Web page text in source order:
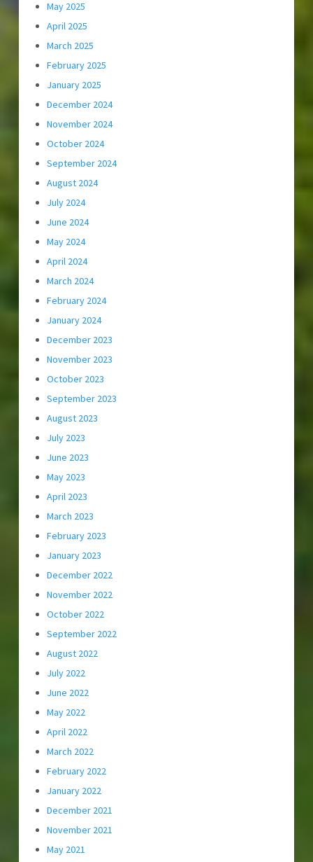
May 2025
April 2025
March 2025
February 2025
January 2025
December 2024
November 2024
October 2024
September 2024
August 2024
July 2024
June 2024
May 2024
April 2024
March 2024
February 2024
January 2024
December 2023
November 2023
October 2023
September 2023
August 2023
July 2023
June 2023
May 2023
April 2023
March 2023
February 2023
January 2023
December 2022
November 2022
October 2022
September 2022
August 2022
July 2022
June 2022
May 2022
April 2022
March 2022
February 2022
January 2022
December 2021
November 2021
May 2021